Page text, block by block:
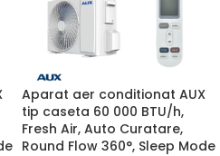
Aparat aer conditionat AUX
tip caseta 60 000 BTU/h,
Fresh Air, Auto Curatare,
Round Flow 360°, Sleep Mode